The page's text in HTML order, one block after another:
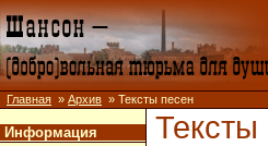
Главная » Архив » Тексты песен
Информация Тексты